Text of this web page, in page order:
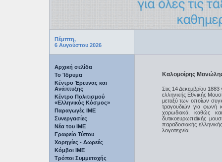
Πέμπτη,
6 Αυγούστου 2026
Αρχική σελίδα
Το 'Ιδρυμα
Κέντρο Έρευνας και
Ανάπτυξης
Κέντρο Πολιτισμού
«Ελληνικός Κόσμος»
Παραγωγές IME
Συνεργασίες
Νέα του ΙΜΕ
Γραφείο Τύπου
Χορηγίες - Δωρεές
Κόμβοι ΙΜΕ
Τρόποι Συμμετοχής
Καλομοίρης
Στις 14 Δεκεμβρίου
ελληνικής Εθνικής
μεταξύ των οποίων
τραγουδιών για φωνή
χορωδιακά, καθώς
δυτικοευρωπαϊκής
παραδοσιακής
λογοτεχνία.